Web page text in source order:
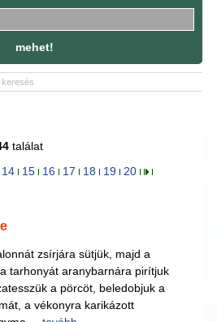
mehet!
találat
14 15 16 17 18 19
20
zsírjára sütjük, majd a
tarhonyát aranybarnára pirítjuk
a pörcöt, beledobjuk a
a vékonyra karikázott